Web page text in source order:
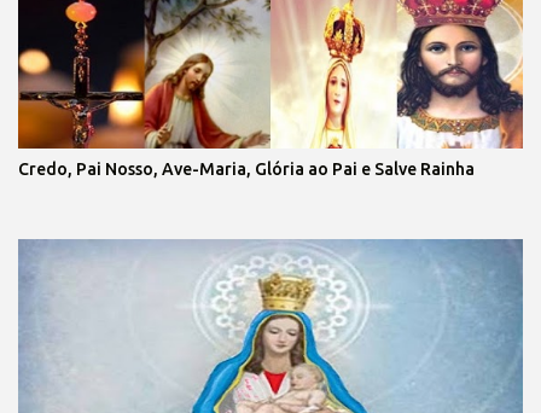
Credo, Pai Nosso, Ave-Maria, Glória ao Pai e Salve Rainha